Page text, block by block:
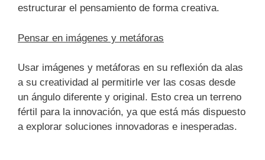
estructurar el pensamiento de forma creativa.
Pensar en imágenes y metáforas
Usar imágenes y metáforas en su reflexión da alas
a su creatividad al permitirle ver las cosas desde
un ángulo diferente y original. Esto crea un terreno
fértil para la innovación, ya que está más dispuesto
a explorar soluciones innovadoras e inesperadas.